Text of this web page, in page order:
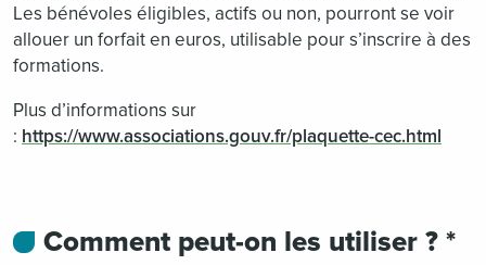
Les bénévoles éligibles, actifs ou non, pourront se voir
allouer un forfait en euros, utilisable pour s’inscrire à des
formations.
Plus d’informations sur
: https://www.associations.gouv.fr/plaquette-cec.html
Comment peut-on les utiliser ? *